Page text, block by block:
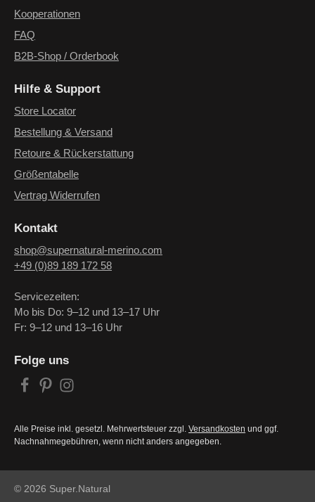
Folge uns
Alle Preise inkl. gesetzl. Mehrwertsteuer zzgl. Versandkosten und ggf.
Nachnahmegebühren, wenn nicht anders angegeben.
Kooperationen
FAQ
B2B-Shop / Orderbook
Hilfe & Support
Store Locator
Bestellung & Versand
Retoure & Rückerstattung
Größentabelle
Vertrag Widerrufen
Kontakt
shop@supernatural-merino.com
+49 (0)89 189 172 58
Servicezeiten:
Mo bis Do: 9–12 und 13–17 Uhr
Fr: 9–12 und 13–16 Uhr
© 2026 Super.Natural